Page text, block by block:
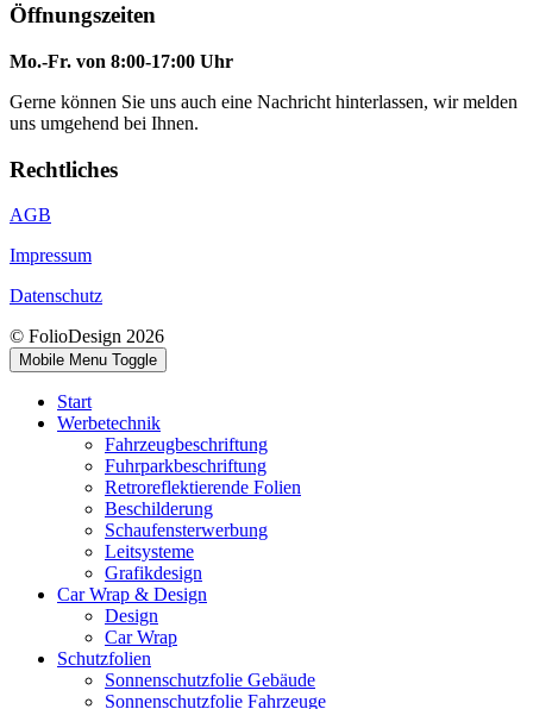
Öffnungszeiten
Mo.-Fr. von 8:00-17:00 Uhr
Gerne können Sie uns auch eine Nachricht hinterlassen, wir melden
uns umgehend bei Ihnen.
Rechtliches
AGB
Impressum
Datenschutz
© FolioDesign 2026
Mobile Menu Toggle
Start
Werbetechnik
Fahrzeugbeschriftung
Fuhrparkbeschriftung
Retroreflektierende Folien
Beschilderung
Schaufensterwerbung
Leitsysteme
Grafikdesign
Car Wrap & Design
Design
Car Wrap
Schutzfolien
Sonnenschutzfolie Gebäude
Sonnenschutzfolie Fahrzeuge